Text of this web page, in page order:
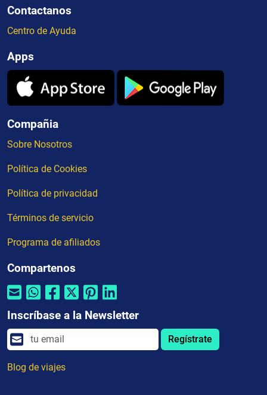
Contactanos
Centro de Ayuda
Apps
Compañia
Sobre Nosotros
Política de Cookies
Política de privacidad
Términos de servicio
Programa de afiliados
Compartenos
Inscríbase a la Newsletter
Regístrate
Blog de viajes